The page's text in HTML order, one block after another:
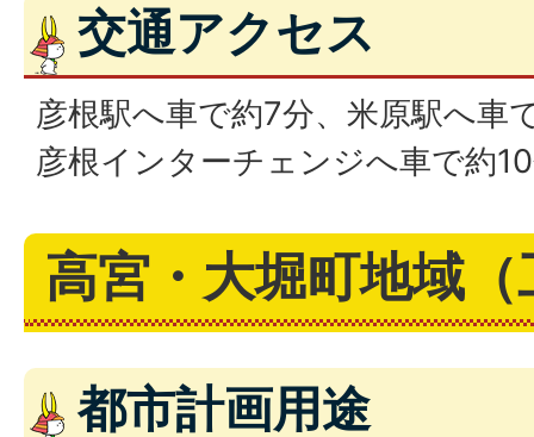
交通アクセス
彦根駅へ車で約7分、米原駅へ車
彦根インターチェンジへ車で約
高宮・大堀町地域
都市計画用途